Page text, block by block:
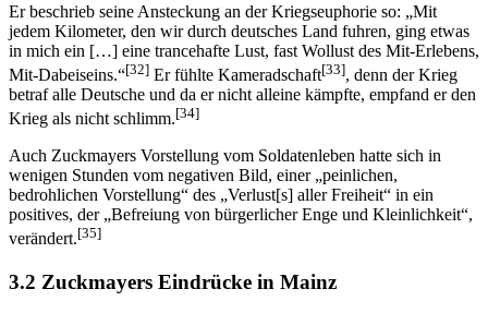
Er beschrieb seine Ansteckung an der Kriegseuphorie so: „Mit
jedem Kilometer, den wir durch deutsches Land fuhren, ging etwas
in mich ein […] eine trancehafte Lust, fast Wollust des Mit-Erlebens,
Mit-Dabeiseins.“[32] Er fühlte Kameradschaft[33], denn der Krieg
betraf alle Deutsche und da er nicht alleine kämpfte, empfand er den
Krieg als nicht schlimm.[34]
Auch Zuckmayers Vorstellung vom Soldatenleben hatte sich in
wenigen Stunden vom negativen Bild, einer „peinlichen,
bedrohlichen Vorstellung“ des „Verlust[s] aller Freiheit“ in ein
positives, der „Befreiung von bürgerlicher Enge und Kleinlichkeit“,
verändert.[35]
3.2 Zuckmayers Eindrücke in Mainz